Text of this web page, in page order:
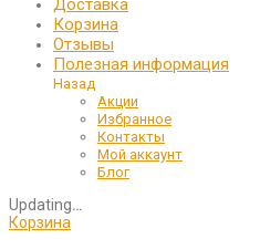
Доставка
Корзина
Отзывы
Полезная информация
Назад
Акции
Избранное
Контакты
Мой аккаунт
Блог
Updating…
Корзина